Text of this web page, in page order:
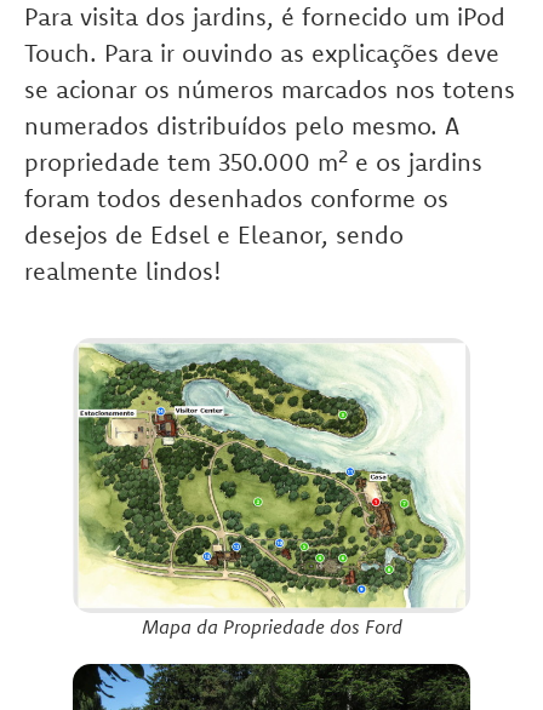
Para visita dos jardins, é fornecido um iPod
Touch. Para ir ouvindo as explicações deve
se acionar os números marcados nos totens
numerados distribuídos pelo mesmo. A
propriedade tem 350.000 m² e os jardins
foram todos desenhados conforme os
desejos de Edsel e Eleanor, sendo
realmente lindos!
Mapa da Propriedade dos Ford